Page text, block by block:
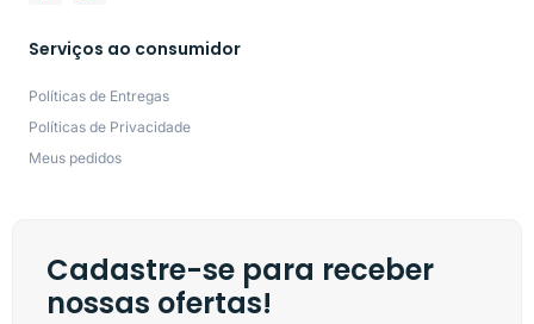
Serviços ao consumidor
Políticas de Entregas
Políticas de Privacidade
Meus pedidos
Cadastre-se para receber
nossas ofertas!